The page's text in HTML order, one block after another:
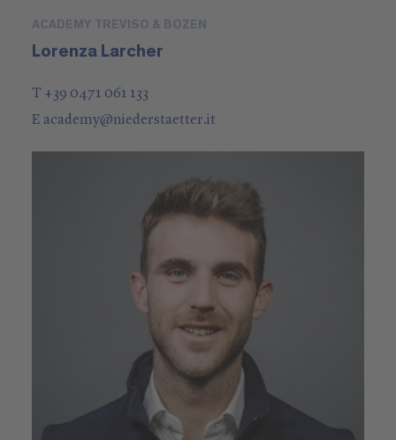
ACADEMY TREVISO & BOZEN
Lorenza Larcher
T +39 0471 061 133
E academy@niederstaetter.it